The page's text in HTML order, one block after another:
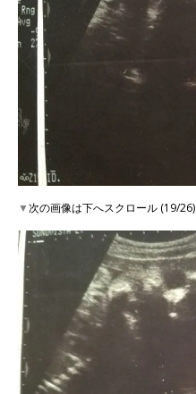
▼次の画像は下へスクロール (19/26)